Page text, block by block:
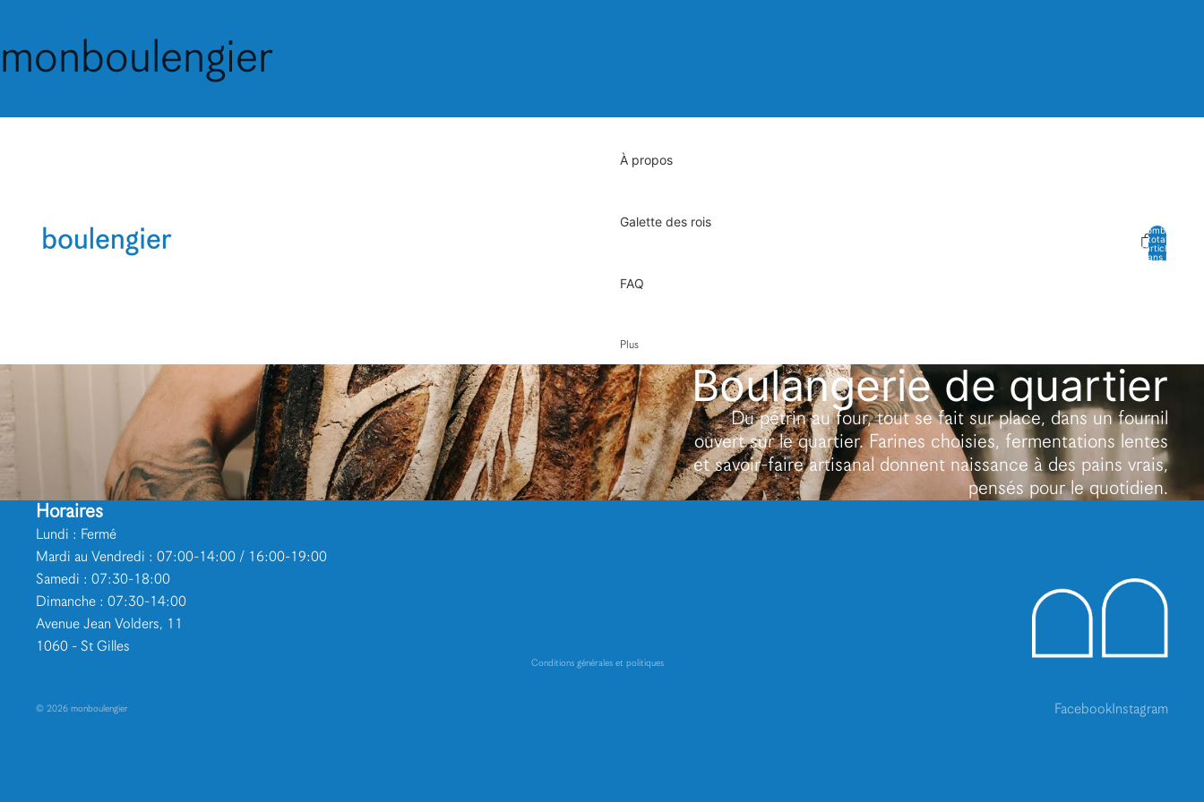
monboulengier
À propos
Galette des rois
FAQ
Plus
Nombre
total
d’articles
dans le
Boulangerie de quartier
Du pétrin au four, tout se fait sur place, dans un fournil
ouvert sur le quartier. Farines choisies, fermentations lentes
et savoir-faire artisanal donnent naissance à des pains vrais,
pensés pour le quotidien.
Horaires
Lundi : Fermé
Mardi au Vendredi : 07:00-14:00 / 16:00-19:00
Samedi : 07:30-18:00
Dimanche : 07:30-14:00
Avenue Jean Volders, 11
1060 - St Gilles
© 2026 monboulengier
Conditions générales et politiques
FacebookInstagram